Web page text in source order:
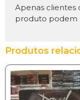
Apenas clientes
produto podem
Produtos